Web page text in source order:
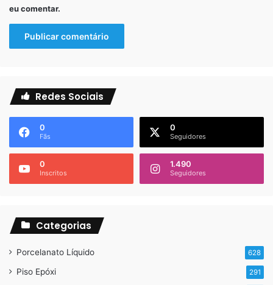
por um intervalo muito rápido e precisa retornar o quanto
antes.
Para informações sobre:
eu comentar.
Redes Sociais
0
Fãs
0
Seguidores
0
Inscritos
1.490
Seguidores
Categorias
Porcelanato Líquido 628
Piso Epóxi 291